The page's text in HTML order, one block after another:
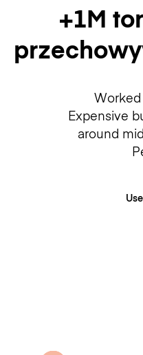
+1M
Worked
Expensive
around